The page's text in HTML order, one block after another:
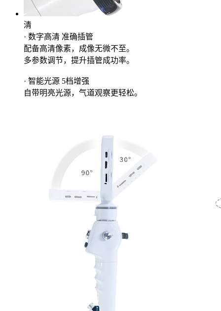
清
· 数字高清 准确插管
配备高清像素，成像无微不至。
多参数调节，提升插管成功率。
· 智能光源 5档增强
自带明亮光源，气道观察更轻松。